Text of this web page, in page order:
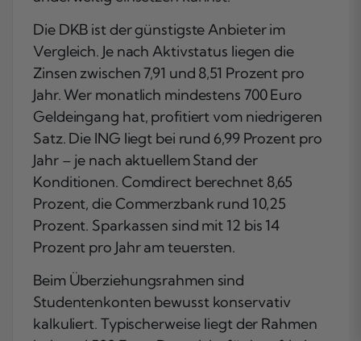
Die DKB ist der günstigste Anbieter im
Vergleich. Je nach Aktivstatus liegen die
Zinsen zwischen 7,91 und 8,51 Prozent pro
Jahr. Wer monatlich mindestens 700 Euro
Geldeingang hat, profitiert vom niedrigeren
Satz. Die ING liegt bei rund 6,99 Prozent pro
Jahr – je nach aktuellem Stand der
Konditionen. Comdirect berechnet 8,65
Prozent, die Commerzbank rund 10,25
Prozent. Sparkassen sind mit 12 bis 14
Prozent pro Jahr am teuersten.
Beim Überziehungsrahmen sind
Studentenkonten bewusst konservativ
kalkuliert. Typischerweise liegt der Rahmen